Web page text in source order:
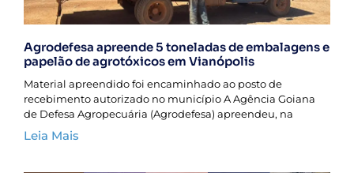
Agrodefesa apreende 5 toneladas de embalagens e
papelão de agrotóxicos em Vianópolis
Material apreendido foi encaminhado ao posto de
recebimento autorizado no município A Agência Goiana
de Defesa Agropecuária (Agrodefesa) apreendeu, na
Leia Mais